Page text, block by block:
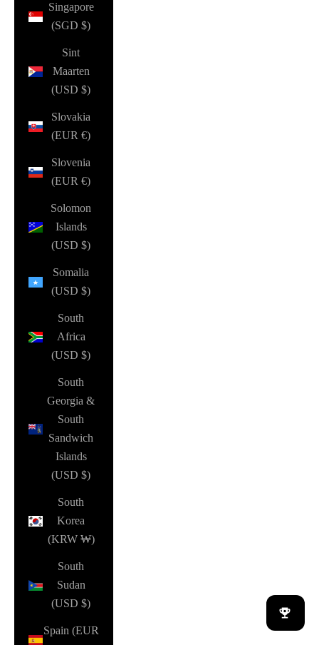
Singapore
(SGD $)
Sint
Maarten
(USD $)
Slovakia
(EUR €)
Slovenia
(EUR €)
Solomon
Islands
(USD $)
Somalia
(USD $)
South
Africa
(USD $)
South
Georgia &
South
Sandwich
Islands
(USD $)
South
Korea
(KRW ₩)
South
Sudan
(USD $)
Spain (EUR